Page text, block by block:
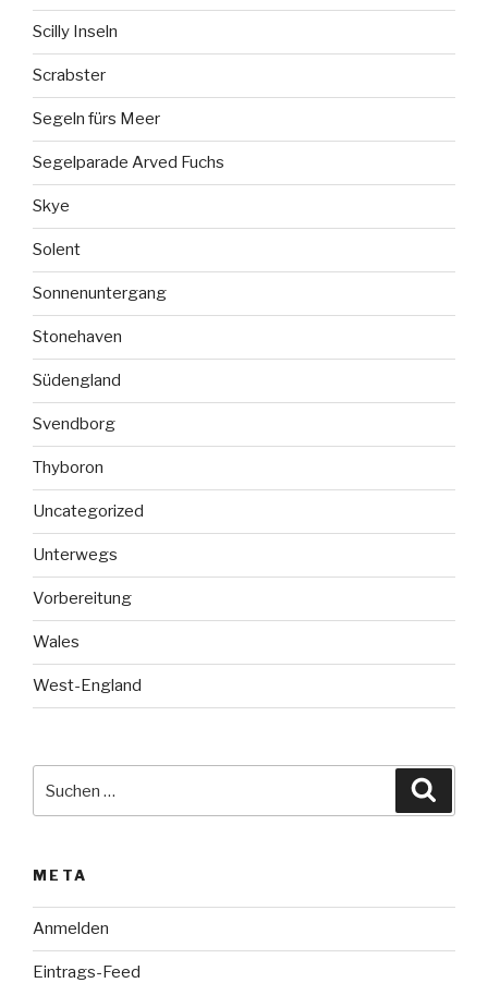
Scilly Inseln
Scrabster
Segeln fürs Meer
Segelparade Arved Fuchs
Skye
Solent
Sonnenuntergang
Stonehaven
Südengland
Svendborg
Thyboron
Uncategorized
Unterwegs
Vorbereitung
Wales
West-England
nach:
META
Anmelden
Eintrags-Feed